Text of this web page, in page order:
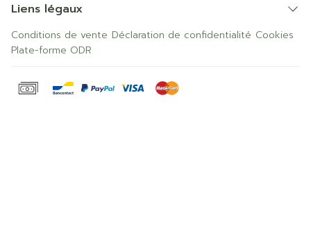
Liens légaux
Conditions de vente Déclaration de confidentialité Cookies
Plate-forme ODR